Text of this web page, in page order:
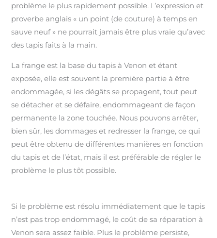
problème le plus rapidement possible. L’expression et
proverbe anglais « un point (de couture) à temps en
sauve neuf » ne pourrait jamais être plus vraie qu’avec
des tapis faits à la main.
La frange est la base du tapis à Venon et étant
exposée, elle est souvent la première partie à être
endommagée, si les dégâts se propagent, tout peut
se détacher et se défaire, endommageant de façon
permanente la zone touchée. Nous pouvons arrêter,
bien sûr, les dommages et redresser la frange, ce qui
peut être obtenu de différentes manières en fonction
du tapis et de l’état, mais il est préférable de régler le
problème le plus tôt possible.
Si le problème est résolu immédiatement que le tapis
n’est pas trop endommagé, le coût de sa réparation à
Venon sera assez faible. Plus le problème persiste,